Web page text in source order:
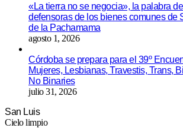
«La tierra no se negocia», la palabra
defensoras de los bienes comunes de
de la Pachamama
agosto 1, 2026
Córdoba se prepara para el 39º
Mujeres, Lesbianas, Travestis, Trans,
No Binaries
julio 31, 2026
San Luis
Cielo limpio